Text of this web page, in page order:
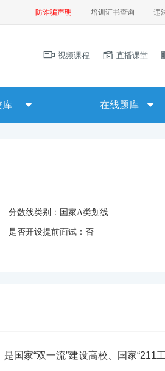
防诈骗声明 培训证书查询 违
视频课程 直播课堂
库 在线题库
分数线类别： 国家A类划线
是否开设提前面试： 否
国家“双一流”建设高校、国家“211